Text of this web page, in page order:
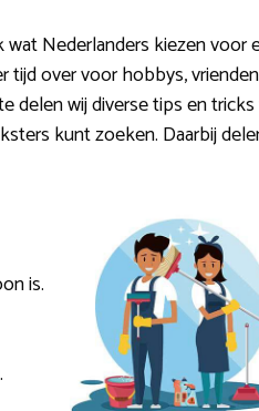
Nederlanders kiezen
over voor hobbys,
delen wij diverse tips en
kunt zoeken. Daarbij
is.